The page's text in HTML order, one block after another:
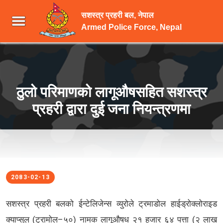
सशस्त्र प्रहरी बल, नेपाल
Armed Police Force, Nepal
ठुलो परिमाणको लागूऔषसहित सशस्त्र
प्रहरी द्वारा दुई जना नियन्त्रणमा
2083-02-13
सशस्त्र प्रहरी बलको ईन्टेलिजेन्स व्युरोले ट्रमाडोल हाईड्रोक्लोराइड
क्याप्सुल (ट्रामोल–५०) नामक लागूऔषध २१ हजार ६४ पत्ता (२ लाख